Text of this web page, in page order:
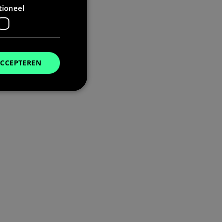
cookies kunnen
cookie alleen
taalcookie
wordt deze
zijn ingelogd.